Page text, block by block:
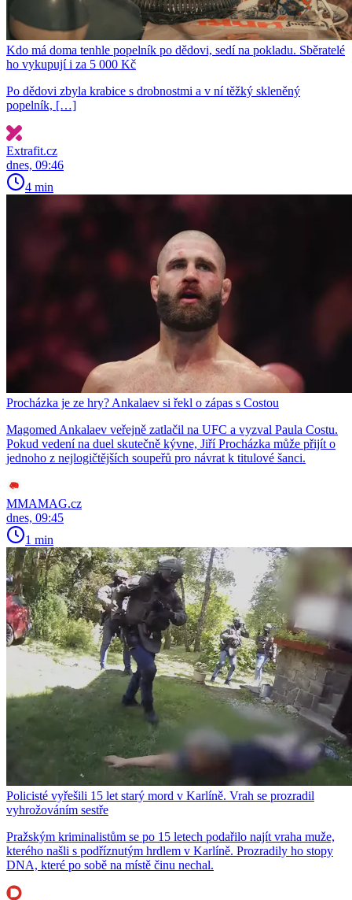
Kdo má doma tenhle popelník po dědovi, sedí na pokladu. Sběratelé
ho vykupují i za 5 000 Kč
Po dědovi zbyla krabice s drobnostmi a v ní těžký skleněný
popelník, […]
Extrafit.cz
dnes, 09:46
4 min
Procházka je ze hry? Ankalaev si řekl o zápas s Costou
Magomed Ankalaev veřejně zatlačil na UFC a vyzval Paula Costu.
Pokud vedení na duel skutečně kývne, Jiří Procházka může přijít o
jednoho z nejlogičtějších soupeřů pro návrat k titulové šanci.
MMAMAG.cz
dnes, 09:45
1 min
Policisté vyřešili 15 let starý mord v Karlíně. Vrah se prozradil
vyhrožováním sestře
Pražským kriminalistům se po 15 letech podařilo najít vraha muže,
kterého našli s podříznutým hrdlem v Karlíně. Prozradily ho stopy
DNA, které po sobě na místě činu nechal.